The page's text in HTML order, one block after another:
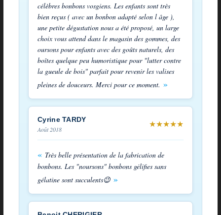
célèbres bonbons vosgiens. Les enfants sont très
bien reçus ( avec un bonbon adapté selon l âge ),
une petite dégustation nous a été proposé, un large
choix vous attend dans le magasin des gommes, des
oursons pour enfants avec des goûts naturels, des
boîtes quelque peu humoristique pour "lutter contre
la gueule de bois" parfait pour revenir les valises
pleines de douceurs. Merci pour ce moment.
Cyrine TARDY
Août 2018
★★★★★
Très belle présentation de la fabrication de
bonbons. Les "noursons" bonbons gėlifies sans
gélatine sont succulents😉